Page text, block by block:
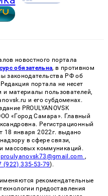
новостного портала
обязательна, в противном
законодательства РФ об
портала не несет
и материалы пользователей,
и его субдоменах.
PROULYANOVSK
«Город Самара». Главный
Регистрационный
января 2022г. выдано
в сфере связи,
массовых коммуникаций.
proulyanovsk73@gmail.com ,
(922) 335-53-79).
рекомендательные
предоставления